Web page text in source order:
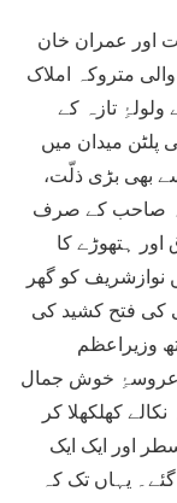
اور عمران خان
متروکہ املاک
تازہ کے
پلٹن میدان میں
بھی بڑی ذلّت،
صاحب کے صرف
ہتھوڑے کا
متحرک ہوا۔ جولائی2017میں نوازشریف کو گھر
کی فتح کشید کی
وزیراعظم
عروسۂِ خوش جمال
کھلکھلا کر
اور ایک ایک
یہاں تک کہ